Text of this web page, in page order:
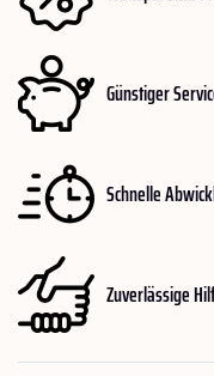
Günstiger
Schnelle
Zuverlässige